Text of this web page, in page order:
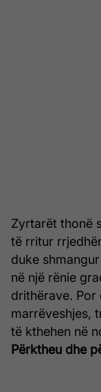
Zyrtarët thonë
të rritur
duke
në një rënie
drithërave. Por
marrëveshjes,
të kthehen në
Përktheu dhe